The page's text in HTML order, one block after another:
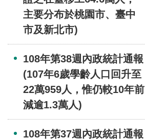
主要分布於桃園市、臺中
市及新北市)
108年第38週內政統計通報
(107年6歲學齡人口回升至
22萬959人，惟仍較10年前
減逾1.3萬人)
108年第37週內政統計通報